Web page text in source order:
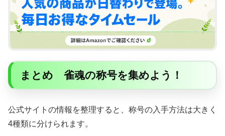
まとめ 雀魂の称号を集めよう！
公式サイトの情報を整理すると、称号の入手方法は大きく
4種類に分けられます。